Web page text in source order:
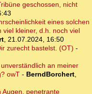
geschossen, nicht
eines solchen
viel kleiner, d.h. noch viel
, 21.07.2024, 16:50
zurecht bastelst. (OT) -
an meiner
owT - BerndBorchert,
Augen, penetrante